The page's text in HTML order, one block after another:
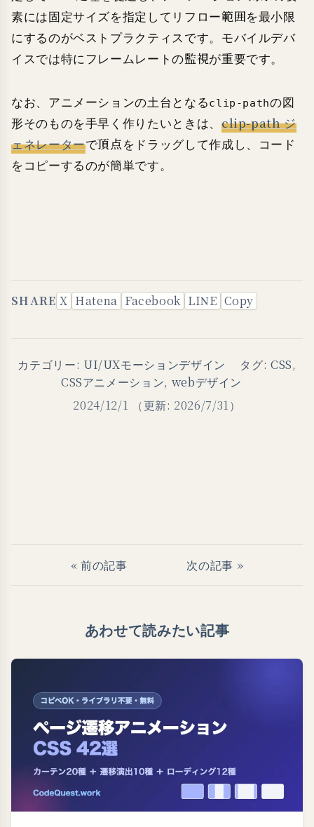
素には固定サイズを指定してリフロー範囲を最小限
にするのがベストプラクティスです。モバイルデバ
イスでは特にフレームレートの監視が重要です。
なお、アニメーションの土台となるclip-pathの図
形そのものを手早く作りたいときは、 clip-path ジ
ェネレーターで頂点をドラッグして作成し、コード
をコピーするのが簡単です。
SHARE X Hatena Facebook LINE Copy
カテゴリー: UI/UXモーションデザイン タグ:CSS,
CSSアニメーション, webデザイン
2024/12/1
（更新: 2026/7/31）
« 前の記事 次の記事 »
あわせて読みたい記事